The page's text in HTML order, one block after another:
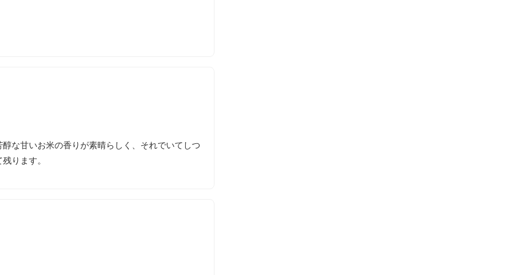
な甘いお米の香りが素晴らしく、それでいてしつ
ります。